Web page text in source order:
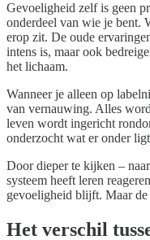
Gevoeligheid zelf is geen
onderdeel van wie je bent.
erop zit. De oude
intens is, maar ook
het lichaam.
Wanneer je alleen op
van vernauwing. Alles
leven wordt ingericht
onderzocht wat er onder
Door dieper te kijken –
systeem heeft leren
gevoeligheid blijft. Maar
Het verschil